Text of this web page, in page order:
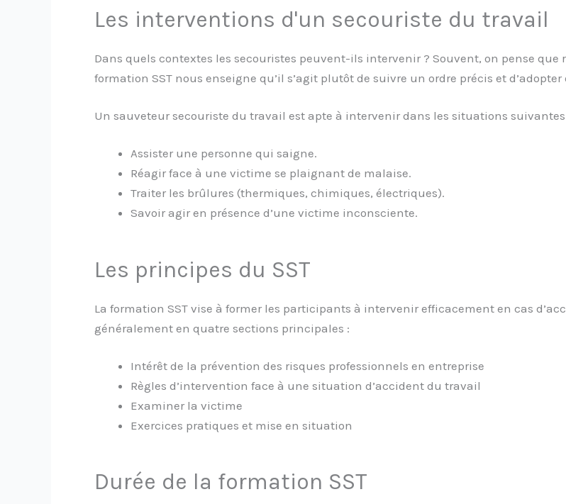
Les interventions d'un secouriste du travail
Dans quels contextes les secouristes peuvent-ils intervenir ? Souvent, on pense
formation SST nous enseigne qu’il s’agit plutôt de suivre un ordre précis et
Un sauveteur secouriste du travail est apte à intervenir dans les situations suivantes
Assister une personne qui saigne.
Réagir face à une victime se plaignant de malaise.
Traiter les brûlures (thermiques, chimiques, électriques).
Savoir agir en présence d’une victime inconsciente.
Les principes du SST
La formation SST vise à former les participants à intervenir efficacement en cas
généralement en quatre sections principales :
Intérêt de la prévention des risques professionnels en entreprise
Règles d’intervention face à une situation d’accident du travail
Examiner la victime
Exercices pratiques et mise en situation
Durée de la formation SST